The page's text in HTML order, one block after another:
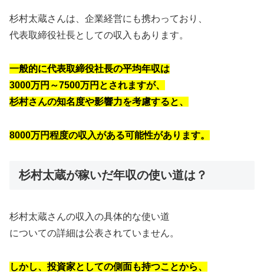
杉村太蔵さんは、企業経営にも携わっており、
代表取締役社長としての収入もあります。
一般的に代表取締役社長の平均年収は
3000万円～7500万円とされますが、
杉村さんの知名度や影響力を考慮すると、
8000万円程度の収入がある可能性があります。
杉村太蔵が稼いだ年収の使い道は？
杉村太蔵さんの収入の具体的な使い道
についての詳細は公表されていません。
しかし、投資家としての側面も持つことから、